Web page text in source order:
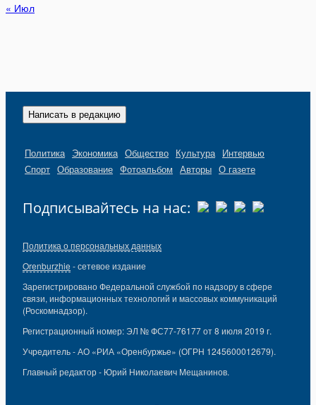
« Июл
Написать в редакцию
Политика Экономика Общество Культура Интервью
Спорт Образование Фотоальбом Авторы О газете
Подписывайтесь на нас:
Политика о персональных данных
Orenburzhie - сетевое издание
Зарегистрировано Федеральной службой по надзору в сфере
связи, информационных технологий и массовых коммуникаций
(Роскомнадзор).
Регистрационный номер: ЭЛ № ФС77-76177 от 8 июля 2019 г.
Учредитель - АО «РИА «Оренбуржье» (ОГРН 1245600012679).
Главный редактор - Юрий Николаевич Мещанинов.